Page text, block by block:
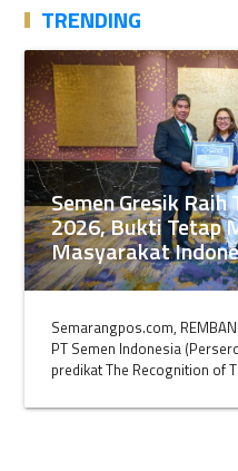
TRENDING
Semen Gresik Raih
2026, Bukti Tetap
Masyarakat
Semarangpos.com,
PT Semen Indonesia
predikat The Recognition of